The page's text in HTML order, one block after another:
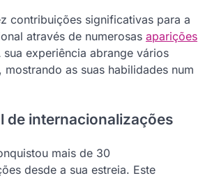
contribuições significativas para a
através de numerosas aparições
sua experiência abrange vários
as suas habilidades num
de internacionalizações
mais de 30
desde a sua estreia. Este